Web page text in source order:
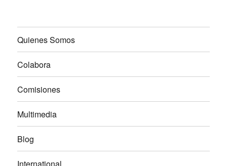
Quienes Somos
Colabora
Comisiones
Multimedia
Blog
International